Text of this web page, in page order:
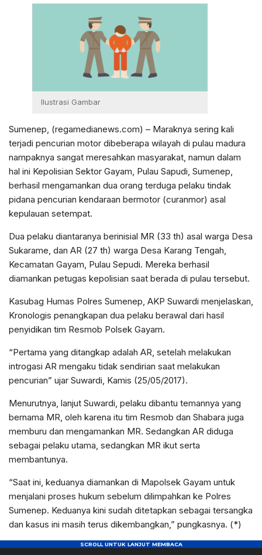
Ilustrasi Gambar
Sumenep, (regamedianews.com) – Maraknya sering kali
terjadi pencurian motor dibeberapa wilayah di pulau madura
nampaknya sangat meresahkan masyarakat, namun dalam
hal ini Kepolisian Sektor Gayam, Pulau Sapudi, Sumenep,
berhasil mengamankan dua orang terduga pelaku tindak
pidana pencurian kendaraan bermotor (curanmor) asal
kepulauan setempat.
Dua pelaku diantaranya berinisial MR (33 th) asal warga Desa
Sukarame, dan AR (27 th) warga Desa Karang Tengah,
Kecamatan Gayam, Pulau Sepudi. Mereka berhasil
diamankan petugas kepolisian saat berada di pulau tersebut.
Kasubag Humas Polres Sumenep, AKP Suwardi menjelaskan,
Kronologis penangkapan dua pelaku berawal dari hasil
penyidikan tim Resmob Polsek Gayam.
“Pertama yang ditangkap adalah AR, setelah melakukan
introgasi AR mengaku tidak sendirian saat melakukan
pencurian” ujar Suwardi, Kamis (25/05/2017).
Menurutnya, lanjut Suwardi, pelaku dibantu temannya yang
bernama MR, oleh karena itu tim Resmob dan Shabara juga
memburu dan mengamankan MR. Sedangkan AR diduga
sebagai pelaku utama, sedangkan MR ikut serta
membantunya.
“Saat ini, keduanya diamankan di Mapolsek Gayam untuk
menjalani proses hukum sebelum dilimpahkan ke Polres
Sumenep. Keduanya kini sudah ditetapkan sebagai tersangka
dan kasus ini masih terus dikembangkan,” pungkasnya. (*)